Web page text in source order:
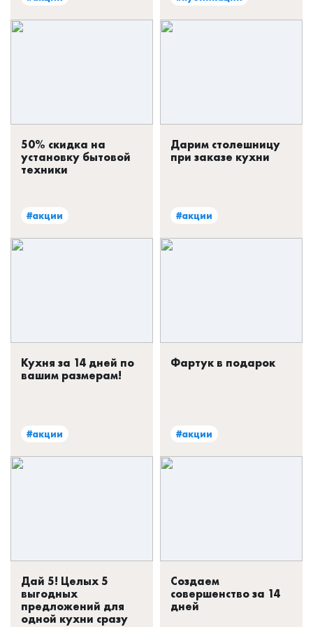
Владивосток, Артем, Находка +7 914 330 67 02
Хабаровск, Комсомольск, Уссурийск +7 914 714 63 16
50% скидка на
установку бытовой
техники
#акции
Дарим столешницу
при заказе кухни
#акции
Кухня за 14 дней по
вашим размерам!
#акции
Фартук в подарок
#акции
Дай 5! Целых 5
выгодных
предложений для
одной кухни сразу
Создаем
совершенство за 14
дней